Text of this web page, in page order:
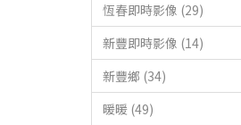
恆春即時影像 (29)
新豐即時影像 (14)
新豐鄉 (34)
暖暖 (49)